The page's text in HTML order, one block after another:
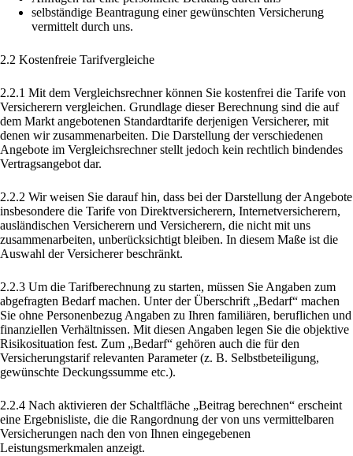
selbständige Beantragung einer gewünschten Versicherung
vermittelt durch uns.
2.2 Kostenfreie Tarifvergleiche
2.2.1 Mit dem Vergleichsrechner können Sie kostenfrei die Tarife von
Versicherern vergleichen. Grundlage dieser Berechnung sind die auf
dem Markt angebotenen Standardtarife derjenigen Versicherer, mit
denen wir zusammenarbeiten. Die Darstellung der verschiedenen
Angebote im Vergleichsrechner stellt jedoch kein rechtlich bindendes
Vertragsangebot dar.
2.2.2 Wir weisen Sie darauf hin, dass bei der Darstellung der Angebote
insbesondere die Tarife von Direktversicherern, Internetversicherern,
ausländischen Versicherern und Versicherern, die nicht mit uns
zusammenarbeiten, unberücksichtigt bleiben. In diesem Maße ist die
Auswahl der Versicherer beschränkt.
2.2.3 Um die Tarifberechnung zu starten, müssen Sie Angaben zum
abgefragten Bedarf machen. Unter der Überschrift „Bedarf“ machen
Sie ohne Personenbezug Angaben zu Ihren familiären, beruflichen und
finanziellen Verhältnissen. Mit diesen Angaben legen Sie die objektive
Risikosituation fest. Zum „Bedarf“ gehören auch die für den
Versicherungstarif relevanten Parameter (z. B. Selbstbeteiligung,
gewünschte Deckungssumme etc.).
2.2.4 Nach aktivieren der Schaltfläche „Beitrag berechnen“ erscheint
eine Ergebnisliste, die die Rangordnung der von uns vermittelbaren
Versicherungen nach den von Ihnen eingegebenen
Leistungsmerkmalen anzeigt.